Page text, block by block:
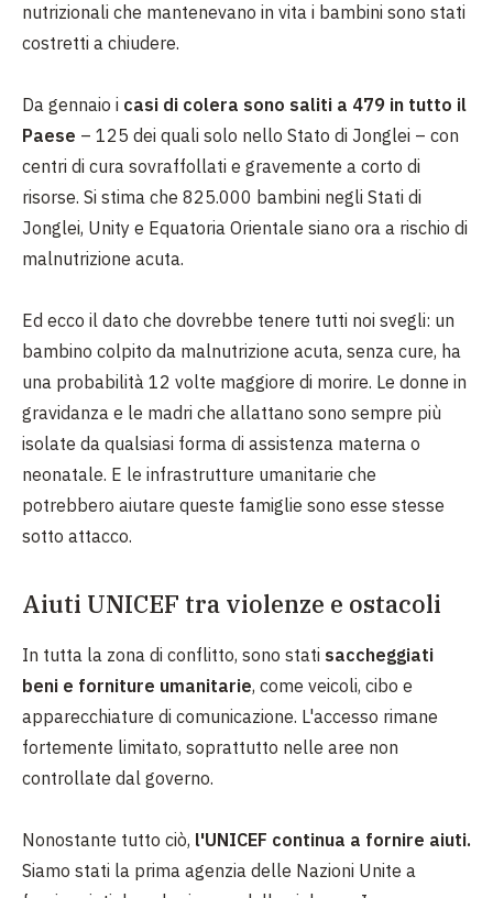
nutrizionali che mantenevano in vita i bambini sono stati
costretti a chiudere.
Da gennaio i casi di colera sono saliti a 479 in tutto il
Paese – 125 dei quali solo nello Stato di Jonglei – con
centri di cura sovraffollati e gravemente a corto di
risorse. Si stima che 825.000 bambini negli Stati di
Jonglei, Unity e Equatoria Orientale siano ora a rischio di
malnutrizione acuta.
Ed ecco il dato che dovrebbe tenere tutti noi svegli: un
bambino colpito da malnutrizione acuta, senza cure, ha
una probabilità 12 volte maggiore di morire. Le donne in
gravidanza e le madri che allattano sono sempre più
isolate da qualsiasi forma di assistenza materna o
neonatale. E le infrastrutture umanitarie che
potrebbero aiutare queste famiglie sono esse stesse
sotto attacco.
Aiuti UNICEF tra violenze e ostacoli
In tutta la zona di conflitto, sono stati saccheggiati
beni e forniture umanitarie, come veicoli, cibo e
apparecchiature di comunicazione. L'accesso rimane
fortemente limitato, soprattutto nelle aree non
controllate dal governo.
Nonostante tutto ciò, l'UNICEF continua a fornire aiuti.
Siamo stati la prima agenzia delle Nazioni Unite a